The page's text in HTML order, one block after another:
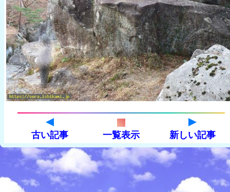
古い記事 一覧表示 新しい記事